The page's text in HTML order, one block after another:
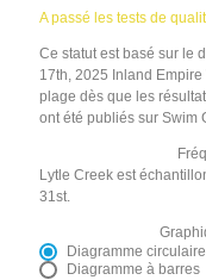
A passé les tests de
Ce statut est basé sur le
17th, 2025 Inland
plage dès que les
ont été publiés sur Swim
Lytle Creek est
31st.
Diagramme circulaire
Diagramme à barres